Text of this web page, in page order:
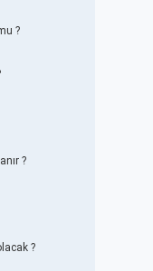
?
?
?